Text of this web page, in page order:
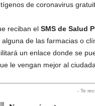
de coronavirus
reciban el SMS de Salud
de las farmacias o
un enlace donde se
le vengan mejor al
- Te